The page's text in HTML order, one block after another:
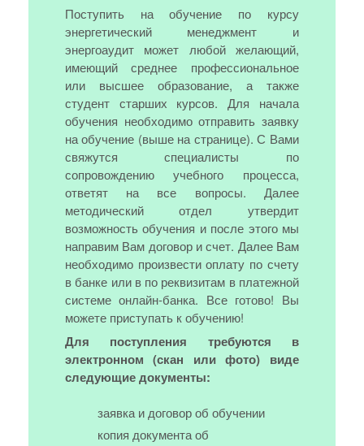
Поступить на обучение по курсу
энергетический менеджмент и
энергоаудит может любой желающий,
имеющий среднее профессиональное
или высшее образование, а также
студент старших курсов. Для начала
обучения необходимо отправить заявку
на обучение (выше на странице). С Вами
свяжутся специалисты по
сопровождению учебного процесса,
ответят на все вопросы. Далее
методический отдел утвердит
возможность обучения и после этого мы
направим Вам договор и счет. Далее Вам
необходимо произвести оплату по счету
в банке или в по реквизитам в платежной
системе онлайн-банка. Все готово! Вы
можете приступать к обучению!
Для поступления требуются в
электронном (скан или фото) виде
следующие документы:
заявка и договор об обучении
копия документа об